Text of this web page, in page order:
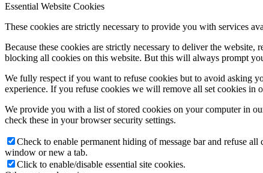
Essential Website Cookies
These cookies are strictly necessary to provide you with services
Because these cookies are strictly necessary to deliver the
blocking all cookies on this website. But this will always prompt
We fully respect if you want to refuse cookies but to avoid asking
experience. If you refuse cookies we will remove all set cookies in
We provide you with a list of stored cookies on your computer in
check these in your browser security settings.
Check to enable permanent hiding of message bar and refuse
window or new a tab.
Click to enable/disable essential site cookies.